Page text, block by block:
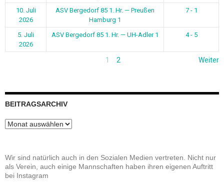
10. Juli
2026
ASV Bergedorf 85 1. Hr. — Preußen
Hamburg 1
7 - 1
5. Juli
2026
ASV Bergedorf 85 1. Hr. — UH-Adler 1 4 - 5
1 2 Weiter
BEITRAGSARCHIV
Beitragsarchiv
Wir sind natürlich auch in den Sozialen Medien vertreten. Nicht nur
als Verein, auch einige Mannschaften haben ihren eigenen Auftritt
bei Instagram